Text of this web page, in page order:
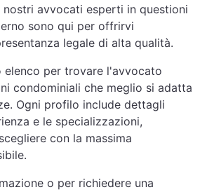
avvocati esperti in questioni
sono qui per offrirvi
legale di alta qualità.
elenco per trovare l'avvocato
condominiali che meglio si adatta
Ogni profilo include dettagli
e le specializzazioni,
con la massima
o per richiedere una